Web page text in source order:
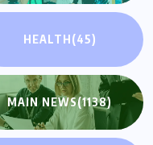
HEALTH(45)
MAIN NEWS(1138)